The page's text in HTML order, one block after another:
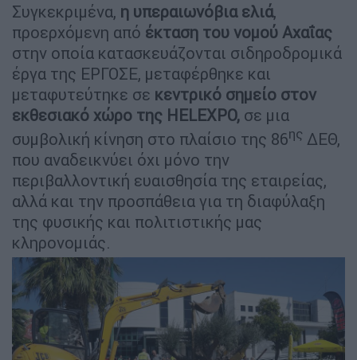
Συγκεκριμένα, η υπεραιωνόβια ελιά,
προερχόμενη από έκταση του νομού Αχαΐας
στην οποία κατασκευάζονται σιδηροδρομικά
έργα της ΕΡΓΟΣΕ, μεταφέρθηκε και
μεταφυτεύτηκε σε κεντρικό σημείο στον
εκθεσιακό χώρο της HELEXPO, σε μια
συμβολική κίνηση στο πλαίσιο της 86ης ΔΕΘ,
που αναδεικνύει όχι μόνο την
περιβαλλοντική ευαισθησία της εταιρείας,
αλλά και την προσπάθεια για τη διαφύλαξη
της φυσικής και πολιτιστικής μας
κληρονομιάς.